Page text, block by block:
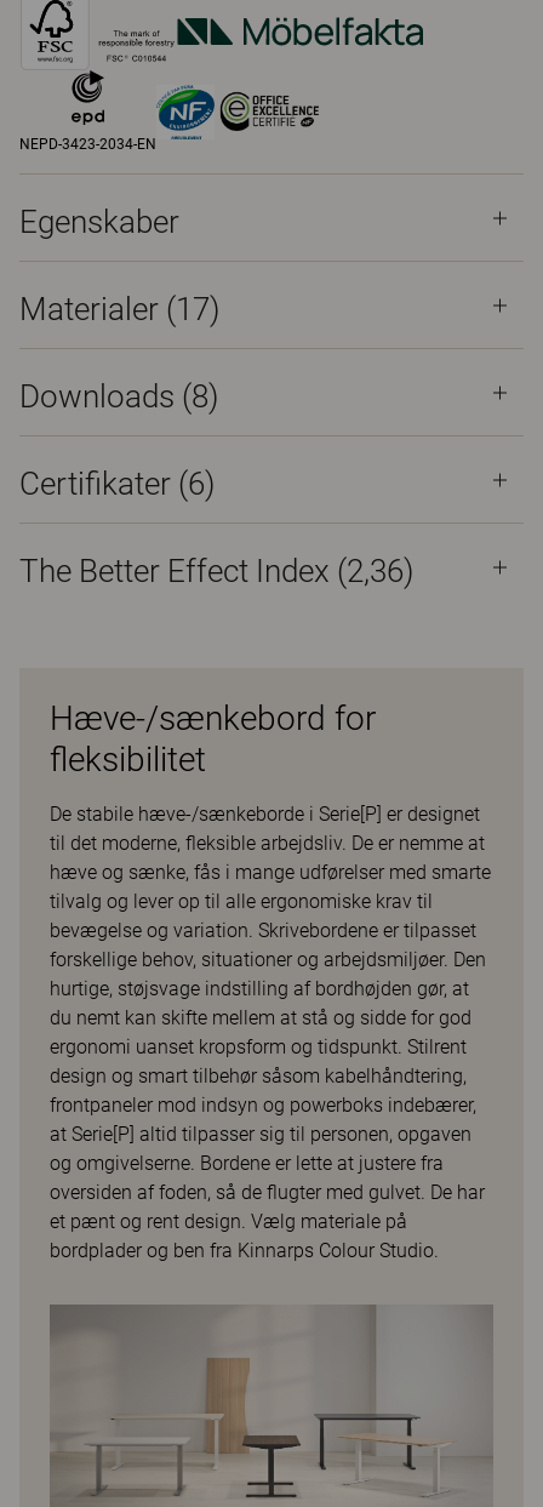
NEPD-3423-2034-EN
Egenskaber
Materialer (17)
Downloads (8)
Certifikater (6)
The Better Effect Index (2,36)
Hæve-/sænkebord for
fleksibilitet
De stabile hæve-/sænkeborde i Serie[P] er designet
til det moderne, fleksible arbejdsliv. De er nemme at
hæve og sænke, fås i mange udførelser med smarte
tilvalg og lever op til alle ergonomiske krav til
bevægelse og variation. Skrivebordene er tilpasset
forskellige behov, situationer og arbejdsmiljøer. Den
hurtige, støjsvage indstilling af bordhøjden gør, at
du nemt kan skifte mellem at stå og sidde for god
ergonomi uanset kropsform og tidspunkt. Stilrent
design og smart tilbehør såsom kabelhåndtering,
frontpaneler mod indsyn og powerboks indebærer,
at Serie[P] altid tilpasser sig til personen, opgaven
og omgivelserne. Bordene er lette at justere fra
oversiden af foden, så de flugter med gulvet. De har
et pænt og rent design. Vælg materiale på
bordplader og ben fra Kinnarps Colour Studio.